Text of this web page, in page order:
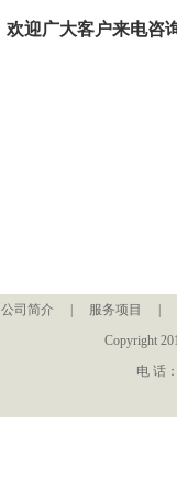
欢迎广大客户来电咨
公司简介 服务项目
Copyright
电 话